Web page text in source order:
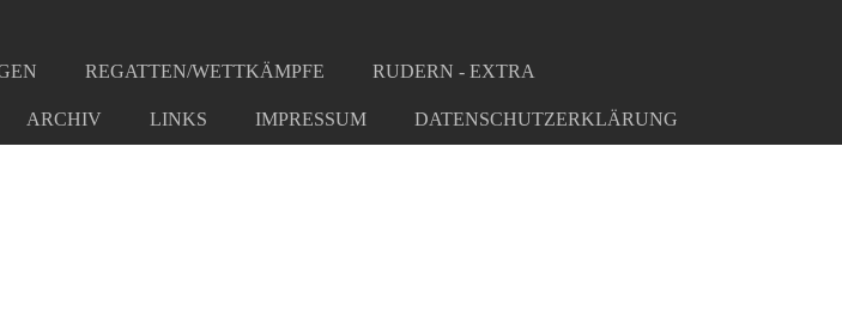
REGATTEN/WETTKÄMPFE RUDERN - EXTRA
ARCHIV LINKS IMPRESSUM DATENSCHUTZERKLÄRUNG